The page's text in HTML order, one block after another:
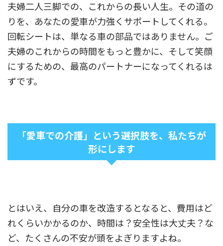
夫婦二人三脚での、これからの長い人生。その道の
りを、あなたの愛車が力強くサポートしてくれる。
回転シートは、単なる車の部品ではありません。ご
夫婦のこれからの時間をもっと豊かに、そして笑顔
にするための、最高のパートナーになってくれるは
ずです。
「愛車での介護」という選択肢を、私たちが
形にします
とはいえ、自分の車を改造するとなると、費用はど
れくらいかかるのか、時間は？安全性は大丈夫？な
ど、たくさんの不安が頭をよぎりますよね。